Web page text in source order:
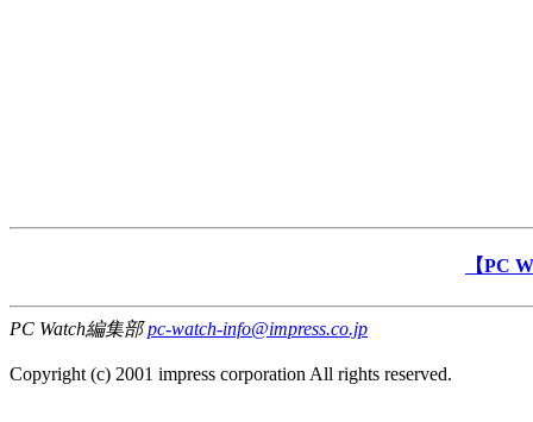
【PC
PC Watch編集部pc-watch-info@impress.co.jp
Copyright (c) 2001 impress corporation All rights reserved.